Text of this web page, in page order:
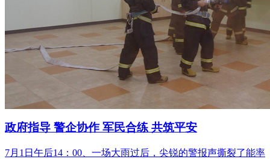
政府指导 警企协作 军民合练 共筑平安
7月1日午后14：00、一场大雨过后，尖锐的警报声撕裂了能率